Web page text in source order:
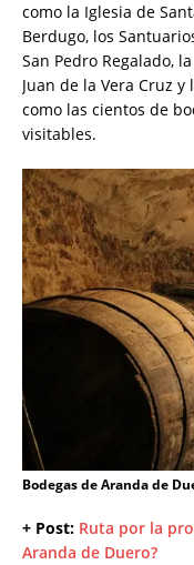
como la Iglesia de
Berdugo, los
San Pedro Regalado,
Juan de la Vera Cruz
como las cientos de
visitables.
Bodegas de Aranda de
+ Post: Ruta por la
Aranda de Duero?